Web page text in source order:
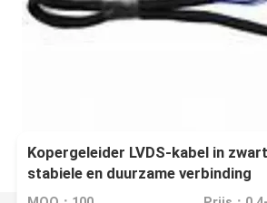
Kopergeleider LVDS-kabel in
stabiele en duurzame verbinding